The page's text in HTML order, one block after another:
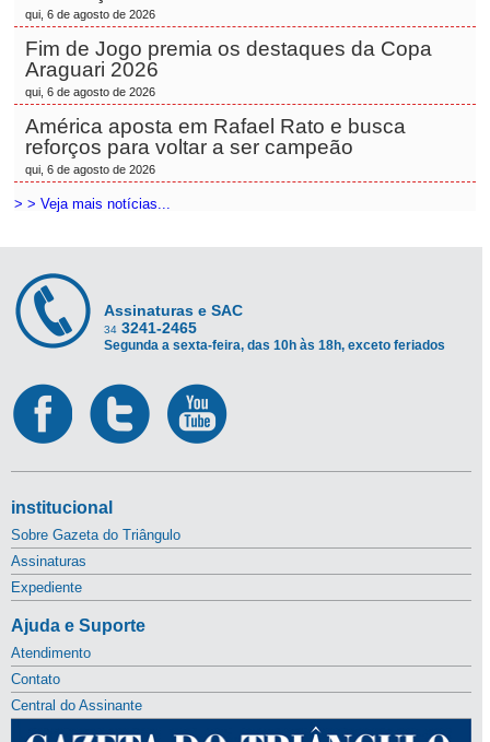
qui, 6 de agosto de 2026
Fim de Jogo premia os destaques da Copa
Araguari 2026
qui, 6 de agosto de 2026
América aposta em Rafael Rato e busca
reforços para voltar a ser campeão
qui, 6 de agosto de 2026
> > Veja mais notícias...
Assinaturas e SAC
34 3241-2465
Segunda a sexta-feira, das 10h às 18h, exceto feriados
institucional
Sobre Gazeta do Triângulo
Assinaturas
Expediente
Ajuda e Suporte
Atendimento
Contato
Central do Assinante